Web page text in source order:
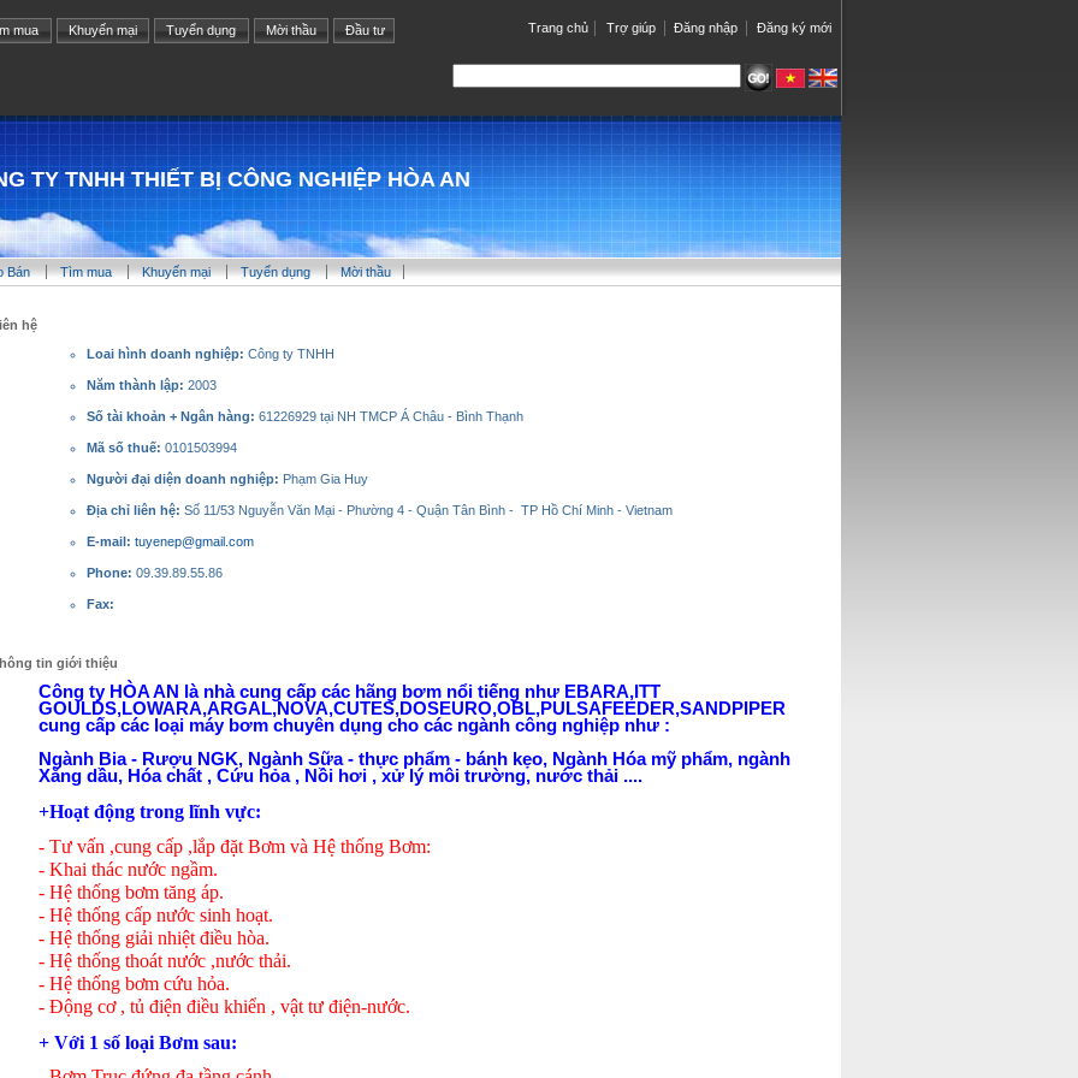
Trang chủ Trợ giúp Đăng nhập Đăng ký mới
mua Khuyến mại Tuyển dụng Mời thầu Đầu tư
TY TNHH THIẾT BỊ CÔNG NGHIỆP HÒA AN
Bán Tìm mua Khuyến mại Tuyển dụng Mời thầu
hệ
Loai hình doanh nghiệp: Công ty TNHH
Năm thành lập: 2003
Số tài khoản + Ngân hàng: 61226929 tại NH TMCP Á Châu - Bình Thạnh
Mã số thuế: 0101503994
Người đại diện doanh nghiệp: Phạm Gia Huy
Địa chỉ liên hệ: Số 11/53 Nguyễn Văn Mại - Phường 4 - Quận Tân Bình - TP Hồ Chí Minh - Vietnam
E-mail: tuyenep@gmail.com
Phone: 09.39.89.55.86
Fax:
tin giới thiệu
Công ty HÒA AN là nhà cung cấp các hãng bơm nổi tiếng như EBARA,ITT
GOULDS,LOWARA,ARGAL,NOVA,CUTES,DOSEURO,OBL,PULSAFEEDER,SANDPIPER
cung cấp các loại máy bơm chuyên dụng cho các ngành công nghiệp như :
Ngành Bia - Rượu NGK, Ngành Sữa - thực phẩm - bánh kẹo, Ngành Hóa mỹ phẩm, ngành
Xăng dầu, Hóa chất , Cứu hỏa , Nồi hơi , xử lý môi trường, nước thải ....
+Hoạt động trong lĩnh vực:
- Tư vấn ,cung cấp ,lắp đặt Bơm và Hệ thống Bơm:
- Khai thác nước ngầm.
- Hệ thống bơm tăng áp.
- Hệ thống cấp nước sinh hoạt.
- Hệ thống giải nhiệt điều hòa.
- Hệ thống thoát nước ,nước thải.
- Hệ thống bơm cứu hỏa.
- Động cơ , tủ điện điều khiển , vật tư điện-nước.
+ Với 1 số loại Bơm sau: